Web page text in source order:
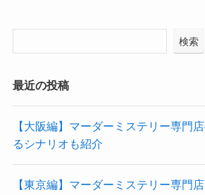
検索
最近の投稿
【大阪編】マーダーミステリー専門
るシナリオも紹介
【東京編】マーダーミステリー専門